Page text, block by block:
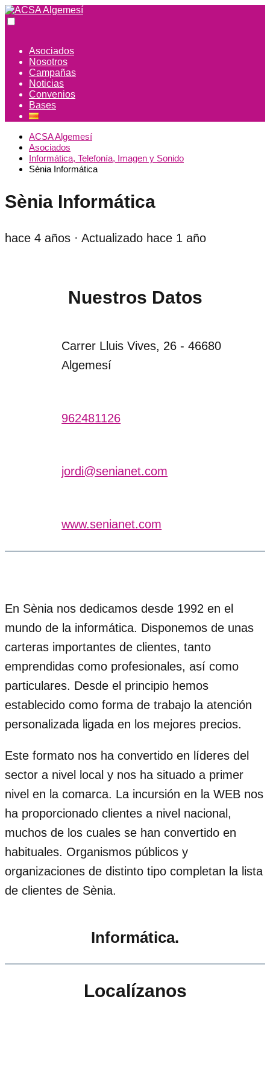
Asociados
Nosotros
Campañas
Noticias
Convenios
Bases
ACSA Algemesí
Asociados
Informática, Telefonía, Imagen y Sonido
Sènia Informática
Sènia Informática
hace 4 años · Actualizado hace 1 año
Nuestros Datos
Carrer Lluis Vives, 26 - 46680
Algemesí
962481126
jordi@senianet.com
www.senianet.com
En Sènia nos dedicamos desde 1992 en el
mundo de la informática. Disponemos de unas
carteras importantes de clientes, tanto
emprendidas como profesionales, así como
particulares. Desde el principio hemos
establecido como forma de trabajo la atención
personalizada ligada en los mejores precios.
Este formato nos ha convertido en líderes del
sector a nivel local y nos ha situado a primer
nivel en la comarca. La incursión en la WEB nos
ha proporcionado clientes a nivel nacional,
muchos de los cuales se han convertido en
habituales. Organismos públicos y
organizaciones de distinto tipo completan la lista
de clientes de Sènia.
Informática.
Localízanos